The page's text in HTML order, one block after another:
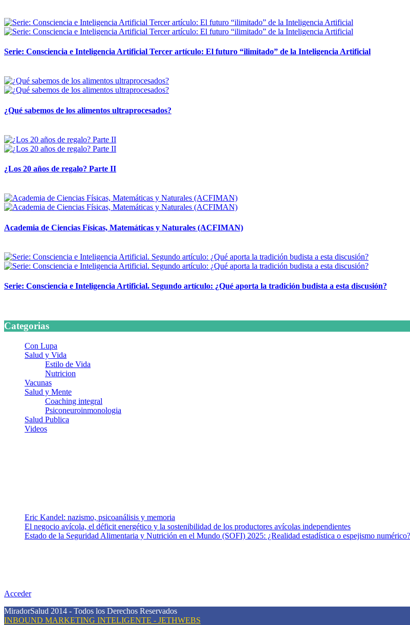
Serie: Consciencia e Inteligencia Artificial Tercer artículo: El futuro “ilimitado” de la Inteligencia Artificial
¿Qué sabemos de los alimentos ultraprocesados?
¿Los 20 años de regalo? Parte II
Academia de Ciencias Físicas, Matemáticas y Naturales (ACFIMAN)
Serie: Consciencia e Inteligencia Artificial. Segundo artículo: ¿Qué aporta la tradición budista a esta discusión?
Categorias
Con Lupa
Salud y Vida
Estilo de Vida
Nutricion
Vacunas
Salud y Mente
Coaching integral
Psiconeuroinmonologia
Salud Publica
Videos
Eric Kandel: nazismo, psicoanálisis y memoria
El negocio avícola, el déficit energético y la sostenibilidad de los productores avícolas independientes
Estado de la Seguridad Alimentaria y Nutrición en el Mundo (SOFI) 2025: ¿Realidad estadística o espejismo numérico?
Acceder
MiradorSalud 2014 - Todos los Derechos Reservados
INBOUND MARKETING INTELIGENTE - JETHWEBS